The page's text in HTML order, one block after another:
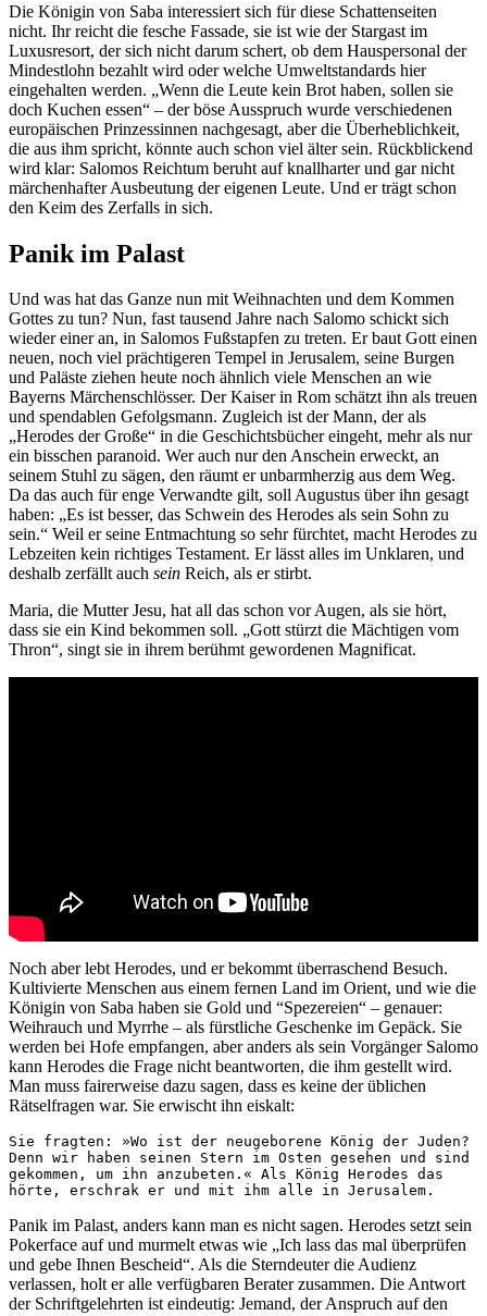
Die Königin von Saba interessiert sich für diese Schattenseiten
nicht. Ihr reicht die fesche Fassade, sie ist wie der Stargast im
Luxusresort, der sich nicht darum schert, ob dem Hauspersonal der
Mindestlohn bezahlt wird oder welche Umweltstandards hier
eingehalten werden. „Wenn die Leute kein Brot haben, sollen sie
doch Kuchen essen“ – der böse Ausspruch wurde verschiedenen
europäischen Prinzessinnen nachgesagt, aber die Überheblichkeit,
die aus ihm spricht, könnte auch schon viel älter sein. Rückblickend
wird klar: Salomos Reichtum beruht auf knallharter und gar nicht
märchenhafter Ausbeutung der eigenen Leute. Und er trägt schon
den Keim des Zerfalls in sich.
Panik im Palast
Und was hat das Ganze nun mit Weihnachten und dem Kommen
Gottes zu tun? Nun, fast tausend Jahre nach Salomo schickt sich
wieder einer an, in Salomos Fußstapfen zu treten. Er baut Gott einen
neuen, noch viel prächtigeren Tempel in Jerusalem, seine Burgen
und Paläste ziehen heute noch ähnlich viele Menschen an wie
Bayerns Märchenschlösser. Der Kaiser in Rom schätzt ihn als treuen
und spendablen Gefolgsmann. Zugleich ist der Mann, der als
„Herodes der Große“ in die Geschichtsbücher eingeht, mehr als nur
ein bisschen paranoid. Wer auch nur den Anschein erweckt, an
seinem Stuhl zu sägen, den räumt er unbarmherzig aus dem Weg.
Da das auch für enge Verwandte gilt, soll Augustus über ihn gesagt
haben: „Es ist besser, das Schwein des Herodes als sein Sohn zu
sein.“ Weil er seine Entmachtung so sehr fürchtet, macht Herodes zu
Lebzeiten kein richtiges Testament. Er lässt alles im Unklaren, und
deshalb zerfällt auch sein Reich, als er stirbt.
Maria, die Mutter Jesu, hat all das schon vor Augen, als sie hört,
dass sie ein Kind bekommen soll. „Gott stürzt die Mächtigen vom
Thron“, singt sie in ihrem berühmt gewordenen Magnificat.
Noch aber lebt Herodes, und er bekommt überraschend Besuch.
Kultivierte Menschen aus einem fernen Land im Orient, und wie die
Königin von Saba haben sie Gold und “Spezereien“ – genauer:
Weihrauch und Myrrhe – als fürstliche Geschenke im Gepäck. Sie
werden bei Hofe empfangen, aber anders als sein Vorgänger Salomo
kann Herodes die Frage nicht beantworten, die ihm gestellt wird.
Man muss fairerweise dazu sagen, dass es keine der üblichen
Rätselfragen war. Sie erwischt ihn eiskalt:
Sie fragten: »Wo ist der neugeborene König der Juden?
Denn wir haben seinen Stern im Osten gesehen und sind
gekommen, um ihn anzubeten.« Als König Herodes das
hörte, erschrak er und mit ihm alle in Jerusalem.
Panik im Palast, anders kann man es nicht sagen. Herodes setzt sein
Pokerface auf und murmelt etwas wie „Ich lass das mal überprüfen
und gebe Ihnen Bescheid“. Als die Sterndeuter die Audienz
verlassen, holt er alle verfügbaren Berater zusammen. Die Antwort
der Schriftgelehrten ist eindeutig: Jemand, der Anspruch auf den